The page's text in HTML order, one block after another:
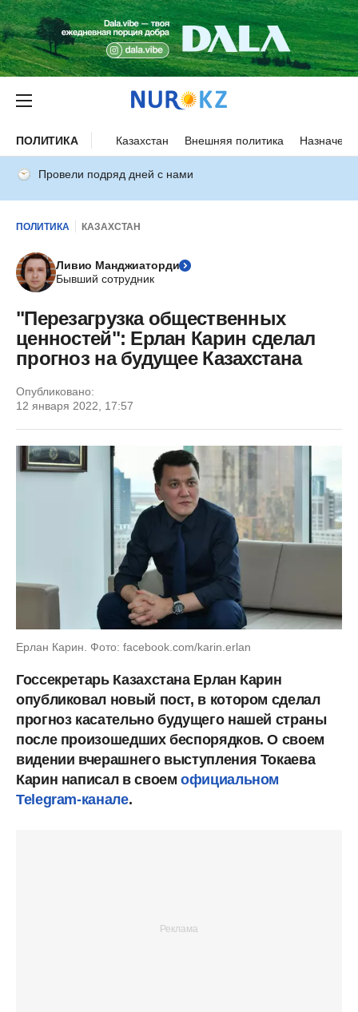
ПОЛИТИКА Казахстан Внешняя политика
Провели подряд дней с нами
ПОЛИТИКА КАЗАХСТАН
Ливио Манджиаторди
Бывший сотрудник
"Перезагрузка общественных
ценностей": Ерлан Карин сделал
прогноз на будущее Казахстана
Опубликовано:
12 января 2022, 17:57
Ерлан Карин. Фото: facebook.com/karin.erlan
Госсекретарь Казахстана Ерлан Карин
опубликовал новый пост, в котором сделал
прогноз касательно будущего нашей страны
после произошедших беспорядков. О своем
видении вчерашнего выступления Токаева
Карин написал в своемофициальном
Telegram-канале.